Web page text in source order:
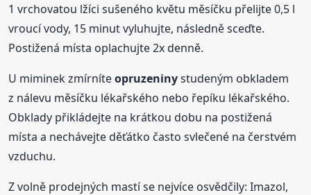
1 vrchovatou lžíci sušeného květu měsíčku přelijte 0,5 l
vroucí vody, 15 minut vyluhujte, následně sceďte.
Postižená místa oplachujte 2x denně.
U miminek zmírníteopruzeninystudeným obkladem
z nálevu měsíčku lékařského nebo řepíku lékařského.
Obklady přikládejte na krátkou dobu na postižená
místa a nechávejte děťátko často svlečené na čerstvém
vzduchu.
Z volně prodejných mastí se nejvíce osvědčily: Imazol,